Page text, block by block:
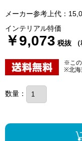
メーカー参考上代：
インテリアル特価
￥9,073 税抜 （
※この
※北海
数量：